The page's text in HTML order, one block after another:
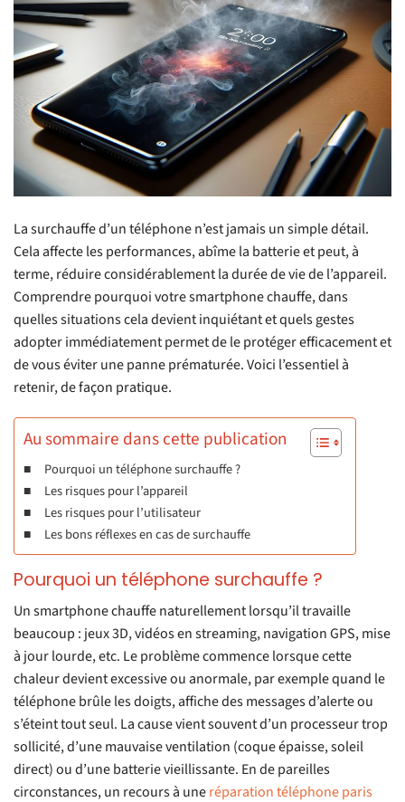
La surchauffe d’un téléphone n’est jamais un simple détail.
Cela affecte les performances, abîme la batterie et peut, à
terme, réduire considérablement la durée de vie de l’appareil.
Comprendre pourquoi votre smartphone chauffe, dans
quelles situations cela devient inquiétant et quels gestes
adopter immédiatement permet de le protéger efficacement et
de vous éviter une panne prématurée. Voici l’essentiel à
retenir, de façon pratique.
Au sommaire dans cette publication
Pourquoi un téléphone surchauffe ?
Les risques pour l’appareil
Les risques pour l’utilisateur
Les bons réflexes en cas de surchauffe
Pourquoi un téléphone surchauffe ?
Un smartphone chauffe naturellement lorsqu’il travaille
beaucoup : jeux 3D, vidéos en streaming, navigation GPS, mise
à jour lourde, etc. Le problème commence lorsque cette
chaleur devient excessive ou anormale, par exemple quand le
téléphone brûle les doigts, affiche des messages d’alerte ou
s’éteint tout seul. La cause vient souvent d’un processeur trop
sollicité, d’une mauvaise ventilation (coque épaisse, soleil
direct) ou d’une batterie vieillissante. En de pareilles
circonstances, un recours à uneréparation téléphone paris